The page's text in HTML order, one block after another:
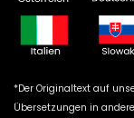
*Der Originaltext auf
Übersetzungen in